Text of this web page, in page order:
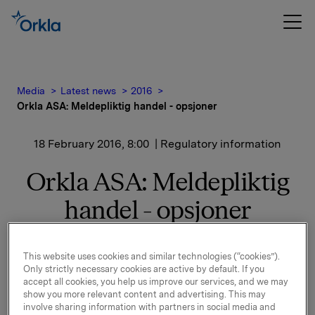
Media Latest news
2016
Orkla ASA: Meldepliktig handel - opsjoner
18 February 2016, 8:00 | Regulatory information
Orkla ASA: Meldepliktig
handel - opsjoner
Orkla innløste 17. februar, under sitt tidligere
opsjonsprogram for ledere, 70.000 opsjoner i Orkla-
aksjer. 20.000 opsjoner ble innløst til innløsningskurs
42,53 kroner pr. aksje, og 50.000 opsjoner ble innløst til
This website uses cookies and similar technologies (“cookies”).
Only strictly necessary cookies are active by default. If you
accept all cookies, you help us improve our services, and we may
show you more relevant content and advertising. This may
involve sharing information with partners in social media and